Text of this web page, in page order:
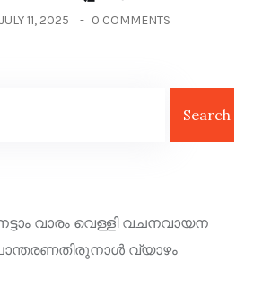
JULY 11, 2025 0 COMMENTS
Search
വാരം വെള്ളി വചനവായന
വ്യാഴം